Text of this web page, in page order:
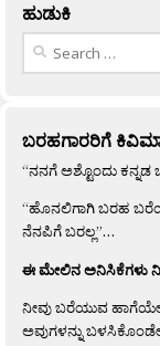
ಹುಡುಕಿ
Search
ಬರಹಗಾರರಿಗೆ
“ನನಗೆ ಅಶ್ಟೊಂದು ಕನ್ನಡ
“ಹೊನಲಿಗಾಗಿ ಬರಹ
ನೆನಪಿಗೆ ಬರಲ್ಲ”…
ಈ ಮೇಲಿನ ಅನಿಸಿಕೆಗಳು
ನೀವು ಬರೆಯುವ
ಅವುಗಳನ್ನು